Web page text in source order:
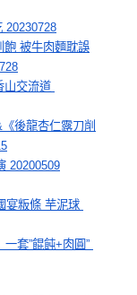
20230728
飽 被牛肉麵耽誤
山交流道
後龍杏仁露刀削
20200509
宴粄條 芋泥球
套”餛飩+肉圓”